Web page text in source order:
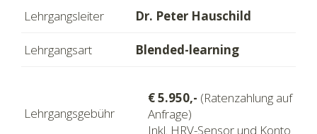
Lehrgangsleiter Dr. Peter Hauschild
Lehrgangsart Blended-learning
Lehrgangsgebühr
€ 5.950,- (Ratenzahlung auf
Anfrage)
Inkl. HRV-Sensor und Konto